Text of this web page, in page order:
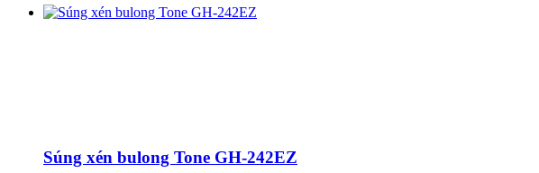
Súng xén bulong Tone GH-242EZ